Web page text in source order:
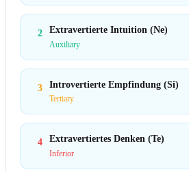
2 Extravertierte Intuition (Ne)
Auxiliary
3 Introvertierte Empfindung (Si)
Tertiary
4 Extravertiertes Denken (Te)
Inferior